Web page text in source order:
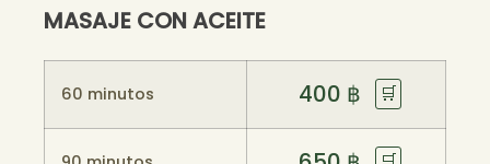
MASAJE CON ACEITE
60 minutos 400 ฿ 🛒